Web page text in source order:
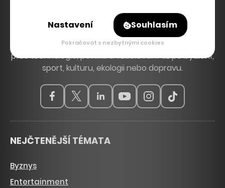
Hlavní zdroj inspirace. Věnujeme se tématům, která
hýbou Českem a světem, od byznysu a startupů
přes technologie, politiku a vzdělávání až po bydlení,
sport, kulturu, ekologii nebo dopravu.
NEJČTENĚJŠÍ TÉMATA
Byznys
Entertainment
Nastavení Souhlasím
Pokračovat s nezbytnými cookies